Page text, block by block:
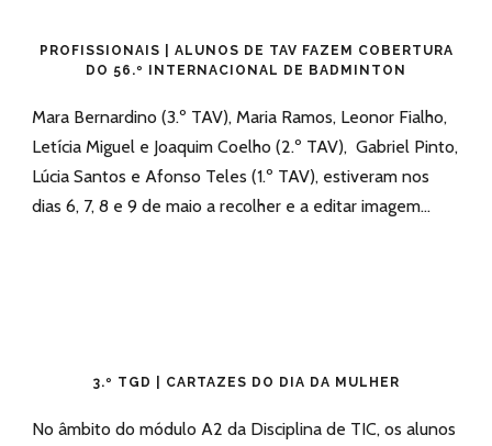
PROFISSIONAIS | ALUNOS DE TAV FAZEM COBERTURA
DO 56.º INTERNACIONAL DE BADMINTON
Mara Bernardino (3.º TAV), Maria Ramos, Leonor Fialho,
Letícia Miguel e Joaquim Coelho (2.º TAV), Gabriel Pinto,
Lúcia Santos e Afonso Teles (1.º TAV), estiveram nos
dias 6, 7, 8 e 9 de maio a recolher e a editar imagem...
3.º TGD | CARTAZES DO DIA DA MULHER
No âmbito do módulo A2 da Disciplina de TIC, os alunos